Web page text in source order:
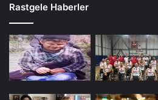
Rastgele Haberler